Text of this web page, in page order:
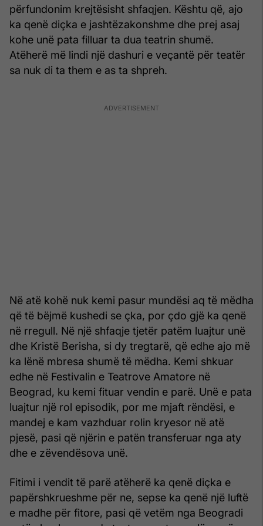
përfundonim krejtësisht shfaqjen. Kështu që, ajo
ka qenë diçka e jashtëzakonshme dhe prej asaj
kohe unë pata filluar ta dua teatrin shumë.
Atëherë më lindi një dashuri e veçantë për teatër
sa nuk di ta them e as ta shpreh.
Në atë kohë nuk kemi pasur mundësi aq të mëdha
që të bëjmë kushedi se çka, por çdo gjë ka qenë
në rregull. Në një shfaqje tjetër patëm luajtur unë
dhe Kristë Berisha, si dy tregtarë, që edhe ajo më
ka lënë mbresa shumë të mëdha. Kemi shkuar
edhe në Festivalin e Teatrove Amatore në
Beograd, ku kemi fituar vendin e parë. Unë e pata
luajtur një rol episodik, por me mjaft rëndësi, e
mandej e kam vazhduar rolin kryesor në atë
pjesë, pasi që njërin e patën transferuar nga aty
dhe e zëvendësova unë.
Fitimi i vendit të parë atëherë ka qenë diçka e
papërshkrueshme për ne, sepse ka qenë një luftë
e madhe për fitore, pasi që vetëm nga Beogradi